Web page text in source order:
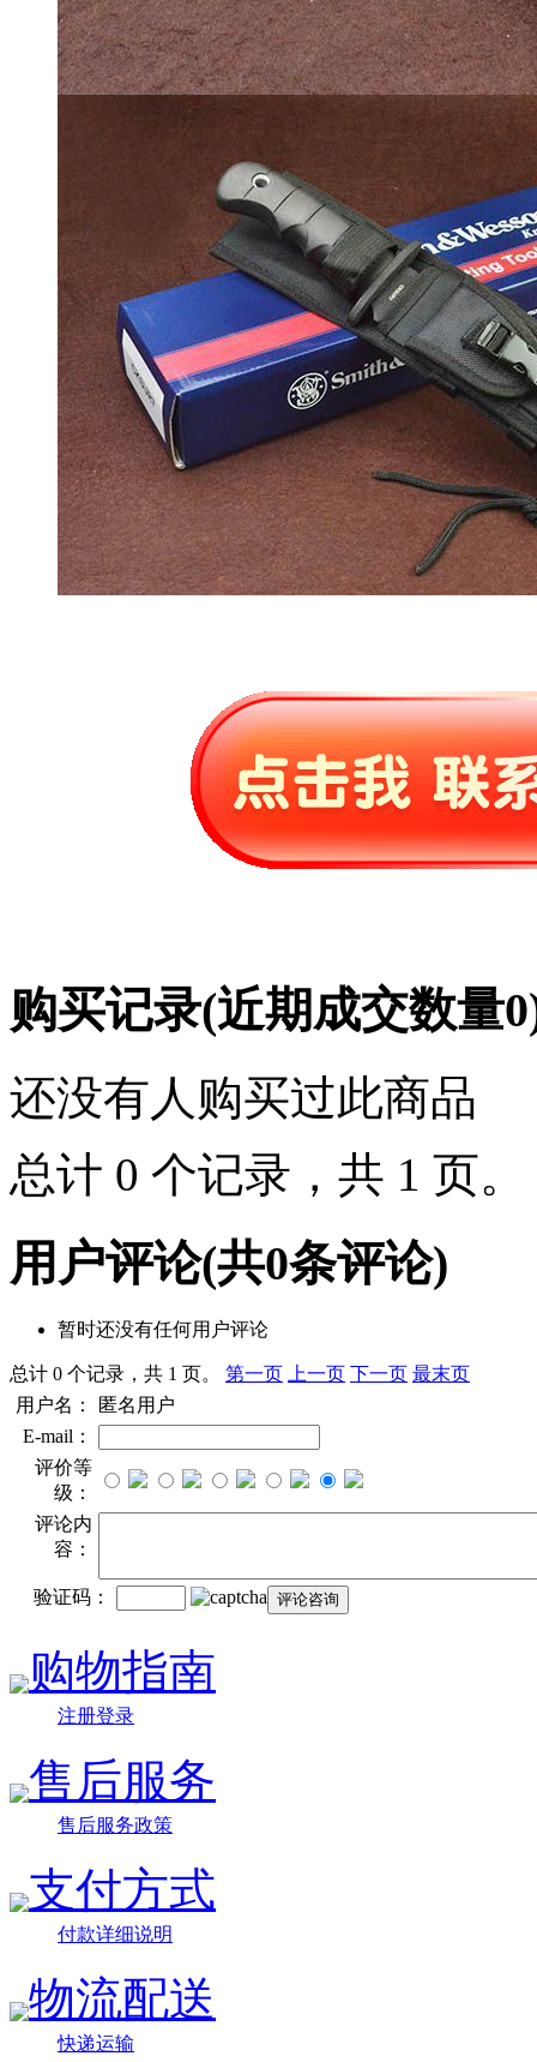
购买记录(近期成交数量0
还没有人购买过此商品
总计 0 个记录，共 1 页。
用户评论(共0条评论)
暂时还没有任何用户评论
总计 0 个记录，共 1 页。 第一页 上一页 下一页 最末页
用户名：
匿名用户
E-mail：
评价等
级：
评论内
容：
验证码：
购物指南
注册登录
售后服务
售后服务政策
支付方式
付款详细说明
物流配送
快递运输